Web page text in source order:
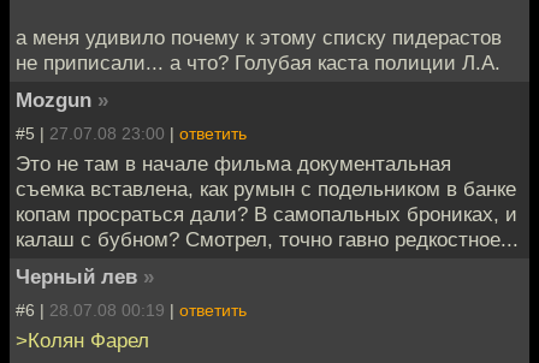
а меня удивило почему к этому списку пидерастов
не приписали... а что? Голубая каста полиции Л.А.
Mozgun »
#5 | 27.07.08 23:00 | ответить
Это не там в начале фильма документальная
съемка вставлена, как румын с подельником в банке
копам просраться дали? В самопальных брониках, и
калаш с бубном? Смотрел, точно гавно редкостное...
Черный лев »
#6 | 28.07.08 00:19 | ответить
>Колян Фарел